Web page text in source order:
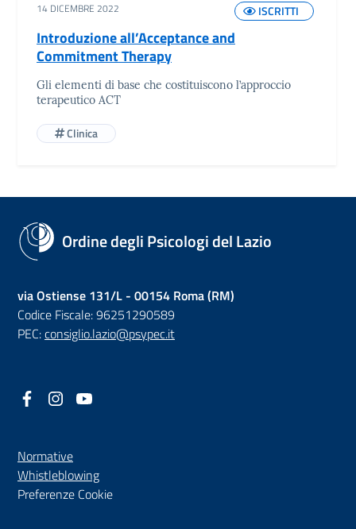
ISCRITTI
14 DICEMBRE 2022
Introduzione all’Acceptance and
Commitment Therapy
Gli elementi di base che costituiscono l’approccio
terapeutico ACT
Clinica
Ordine degli Psicologi del Lazio
via Ostiense 131/L - 00154 Roma (RM)
Codice Fiscale: 96251290589
PEC:consiglio.lazio@psypec.it
Facebook
(nuova scheda - new tab)
Instagram
(nuova scheda - new tab)
Normative
Whistleblowing(nuova scheda - new tab)
Preferenze Cookie